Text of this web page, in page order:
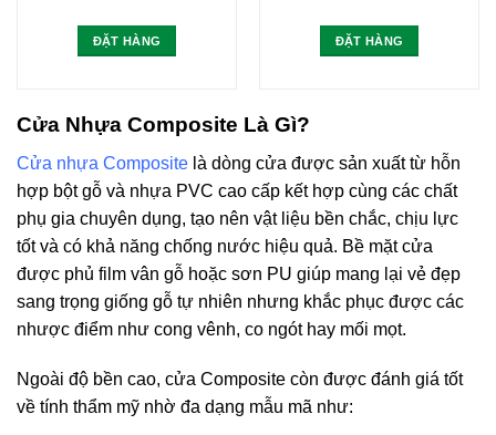
ĐẶT HÀNG ĐẶT HÀNG
Cửa Nhựa Composite Là Gì?
Cửa nhựa Composite là dòng cửa được sản xuất từ hỗn
hợp bột gỗ và nhựa PVC cao cấp kết hợp cùng các chất
phụ gia chuyên dụng, tạo nên vật liệu bền chắc, chịu lực
tốt và có khả năng chống nước hiệu quả. Bề mặt cửa
được phủ film vân gỗ hoặc sơn PU giúp mang lại vẻ đẹp
sang trọng giống gỗ tự nhiên nhưng khắc phục được các
nhược điểm như cong vênh, co ngót hay mối mọt.
Ngoài độ bền cao, cửa Composite còn được đánh giá tốt
về tính thẩm mỹ nhờ đa dạng mẫu mã như: